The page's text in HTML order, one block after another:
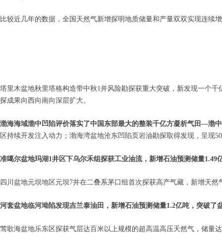
比较近几年的数据，全国天然气新增探明地质储量和产量双双实现连续
塔里木盆地秋里塔格构造带中秋1井风险勘探获重大突破，新发现一个
探成果向西向南向深层扩大。
渤海海域渤中凹陷评价落实了中国东部最大的整装千亿方凝析气田—渤
区持续开发注入动力；渤海湾盆地沧东凹陷页岩油勘探取得发现，呈现
准噶尔盆地玛湖1井区下乌尔禾组探获工业油流，新增石油预测储量1.49
四川盆地元坝地区元坝7井在二叠系茅口组首次探获高产气藏，新增天
河套盆地临河坳陷发现吉兰泰油田，新增石油预测储量1.2亿吨，突破了
莺歌海盆地乐东区探获气层达百米以上规模的超高温高压天然气，储量